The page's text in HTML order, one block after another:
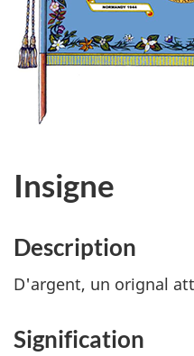
Insigne
Description
D'argent, un orignal
Signification